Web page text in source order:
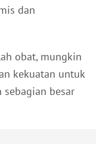
dan
obat, mungkin
kekuatan untuk
sebagian besar